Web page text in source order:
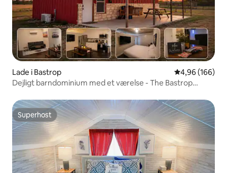
Lade i Bastrop 4,96 ud af 5 i
4,96 (166)
Dejligt barndominium med et værelse - The Bastrop
Superhost
Superhost